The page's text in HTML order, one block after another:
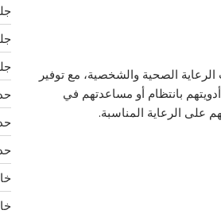
الصحية والشخصية، مع توفير
بانتظام أو مساعدتهم في
على الرعاية المناسبة.